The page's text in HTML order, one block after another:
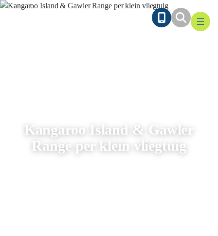
Ga
Kangaroo Island & Gawler
Range per klein vliegtuig